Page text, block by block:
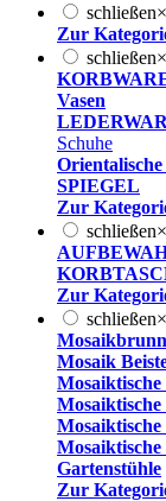
schließen×
Zur
schließen×
Vasen
Schuhe
SPIEGEL
Zur
schließen×
Zur
schließen×
Mosaik
Mosaiktische
Mosaiktische
Gartenstühle
Zur